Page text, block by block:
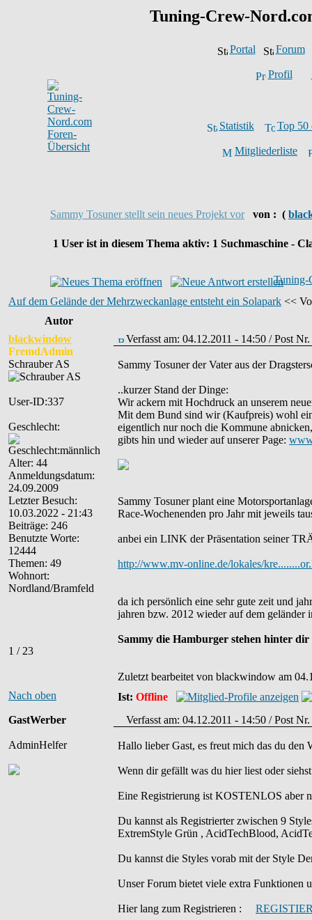
Tuning-Crew-
Portal Forum
Profil
Statistik Top 50
Mitgliederliste
Sammy Tosuner stellt sein neues Projekt vor von : (
1 User ist in diesem Thema aktiv: 1 Suchmaschine -
Tuning-
Auf dem Gelände der Mehrzweckanlage entsteht ein Solapark <<
Autor
blackwindow
FremdAdmin
Schrauber AS
User-ID:337
Geschlecht:
Alter: 44
Anmeldungsdatum:
24.09.2009
Letzter Besuch:
10.03.2022 - 21:43
Beiträge: 246
Benutzte Worte:
12444
Themen: 49
Wohnort:
Nordland/Bramfeld
1 / 23
Verfasst am: 04.12.2011 - 14:50 / Post
Sammy Tosuner der Vater aus der
..kurzer Stand der Dinge:
Wir ackern mit Hochdruck an unserem
Mit dem Bund sind wir (Kaufpreis) wohl
eigentlich nur noch die Kommune
gibts hin und wieder auf unserer Page:
Sammy Tosuner plant eine
Race-Wochenenden pro Jahr mit jeweils
anbei ein LINK der Präsentation seiner
http://www.mv-online.de/lokales/
da ich persönlich eine sehr gute zeit und
jahren bzw. 2012 wieder auf dem geländer
Sammy die Hamburger stehen hinter
Zuletzt bearbeitet von blackwindow am
Nach oben
Ist: Offline
GastWerber
AdminHelfer
Verfasst am: 04.12.2011 - 14:50 / Post
Hallo lieber Gast, es freut mich das du den
Wenn dir gefällt was du hier liest oder
Eine Registrierung ist KOSTENLOS aber
Du kannst als Registrierter zwischen 9
ExtremStyle Grün , AcidTechBlood,
Du kannst die Styles vorab mit der
Unser Forum bietet viele extra Funktionen
Hier lang zum Registrieren :